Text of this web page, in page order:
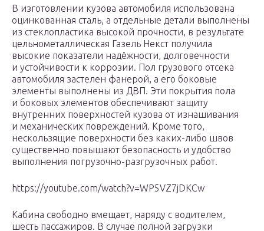
В изготовлении кузова автомобиля использована
оцинкованная сталь, а отдельные детали выполнены
из стеклопластика высокой прочности, в результате
цельнометаллическая Газель Некст получила
высокие показатели надёжности, долговечности
и устойчивости к коррозии. Пол грузового отсека
автомобиля застелен фанерой, а его боковые
элементы выполнены из ДВП. Эти покрытия пола
и боковых элементов обеспечивают защиту
внутренних поверхностей кузова от изнашивания
и механических повреждений. Кроме того,
нескользящие поверхности без каких-либо швов
существенно повышают безопасность и удобство
выполнения погрузочно-разгрузочных работ.
https://youtube.com/watch?v=WP5VZ7jDKCw
Кабина свободно вмещает, наряду с водителем,
шесть пассажиров. В случае полной загрузки